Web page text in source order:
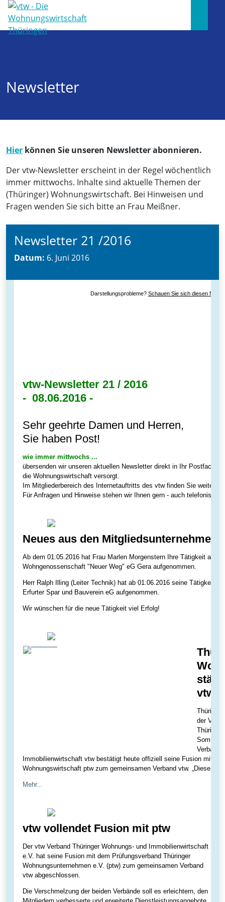
Newsletter
Hier können Sie unseren Newsletter abonnieren.
Der vtw-Newsletter erscheint in der Regel wöchentlich
immer mittwochs. Inhalte sind aktuelle Themen der
(Thüringer) Wohnungswirtschaft. Bei Hinweisen und
Fragen wenden Sie sich bitte an Frau Meißner.
Newsletter 21 /2016
Datum: 6. Juni 2016